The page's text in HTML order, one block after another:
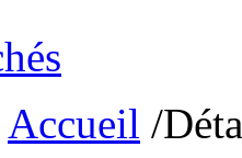
Accueil /